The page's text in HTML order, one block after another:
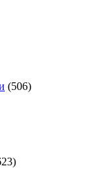
(506)